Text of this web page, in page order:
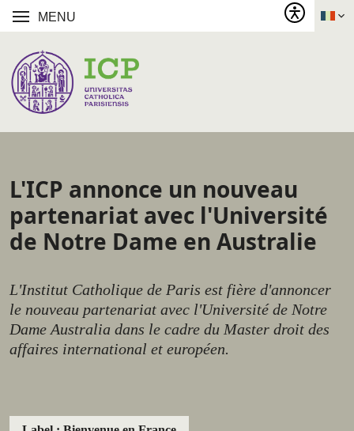
MENU
L'ICP annonce un nouveau
partenariat avec l'Université
de Notre Dame en Australie
L'Institut Catholique de Paris est fière d'annoncer
le nouveau partenariat avec l'Université de Notre
Dame Australia dans le cadre du Master droit des
affaires international et européen.